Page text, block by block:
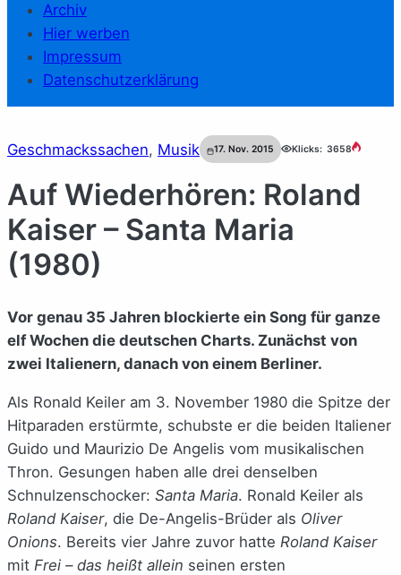
Archiv
Hier werben
Impressum
Datenschutzerklärung
Geschmackssachen, Musik 17. Nov. 2015 Klicks: 3658
Auf Wiederhören: Roland
Kaiser – Santa Maria
(1980)
Vor genau 35 Jahren blockierte ein Song für ganze
elf Wochen die deutschen Charts. Zunächst von
zwei Italienern, danach von einem Berliner.
Als Ronald Keiler am 3. November 1980 die Spitze der
Hitparaden erstürmte, schubste er die beiden Italiener
Guido und Maurizio De Angelis vom musikalischen
Thron. Gesungen haben alle drei denselben
Schnulzenschocker: Santa Maria. Ronald Keiler als
Roland Kaiser, die De-Angelis-Brüder als Oliver
Onions. Bereits vier Jahre zuvor hatte Roland Kaiser
mit Frei – das heißt allein seinen ersten